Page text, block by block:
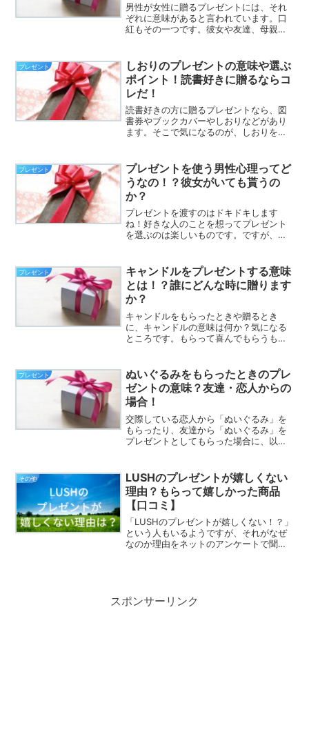
男性が女性に贈るプレゼントには、それ
ぞれに意味があると言われています。口
紅もその一つです。彼女や友達、母親値
ょうか。口紅をプレゼントする意味は？
彼女・友達・母などに贈る...
プレゼント
しおりのプレゼントの意味や選ぶ
ポイント！読書好きに贈るならコ
レだ！
読書好きの方に贈るプレゼントなら、図
書券やブックカバーやしおりなどがあり
ます。そこで気になるのが、しおりをプ
からしたら、相手への願いが込められて
いるということです。読書...
プレゼント
プレゼントを使う男性心理ってど
うなの！？彼女がいても貰うの
か？
プレゼントを渡すのはドキドキします
ね！好きな人のことを想ってプレゼント
を選ぶのは楽しいものです。ですが、彼
いたとしたら？なぜ男性は彼女がいても
プレゼントを貰うのか。男性...
プレゼント
キャンドルをプレゼントする意味
とは！？誰にどんな時に贈ります
か？
キャンドルをもらったときや贈るとき
に、キャンドルの意味は何か？気になる
ところです。もらって喜んでもらうもの
より思いも伝わることでしょう！この記
事がお役に立てることができ...
プレゼント
ぬいぐるみをもらったときのプレ
ゼントの意味？友達・恋人からの
場合！
交際している恋人から「ぬいぐるみ」を
もらったり、友達から「ぬいぐるみ」を
プレゼントとしてもらった場合に、以前
ていると言うことを、相手が知っていて
わざわざ選んでくれたと言...
その他
LUSHのプレゼントが嬉しくない
理由？もらって嬉しかった商品
【口コミ】
「LUSHのプレゼントが嬉しくない！？」
という人もいるようですが、それがなぜ
なのか理由をネットのアンケートで聞い
スポンサーリンク